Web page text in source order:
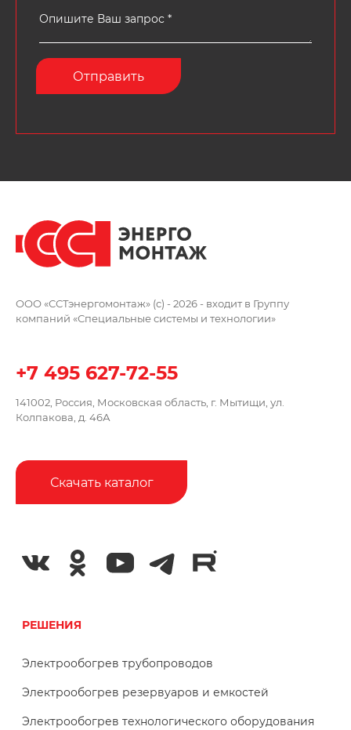
ООО «ССТэнергомонтаж» (c) - 2026 - входит в Группу
компаний «Специальные системы и технологии»
+7 495 627-72-55
141002, Россия, Московская область, г. Мытищи, ул.
Колпакова, д. 46А
Скачать каталог
РЕШЕНИЯ
Электрообогрев трубопроводов
Электрообогрев резервуаров и емкостей
Электрообогрев технологического оборудования